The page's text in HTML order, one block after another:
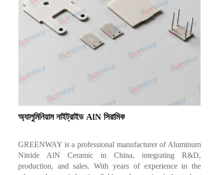
অ্যালুমিনিয়াম নাইট্রাইড AlN সিরামিক
GREENWAY is a professional manufacturer of Aluminum
Nitride AlN Ceramic in China, integrating R&D,
production, and sales. With years of experience in the